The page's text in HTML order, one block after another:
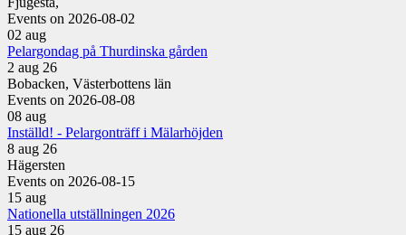
Events on 2026-08-02
02 aug
Pelargondag på Thurdinska gården
2 aug 26
Bobacken, Västerbottens län
Events on 2026-08-08
08 aug
Inställd! - Pelargonträff i Mälarhöjden
8 aug 26
Hägersten
Events on 2026-08-15
15 aug
Nationella utställningen 2026
15 aug 26